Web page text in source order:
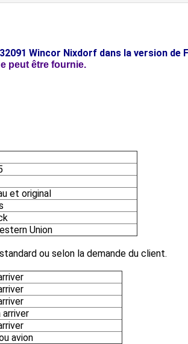
Wincor Nixdorf dans la version de
peut être fournie.
et original
Union
ou selon la demande du client.
arriver
avion